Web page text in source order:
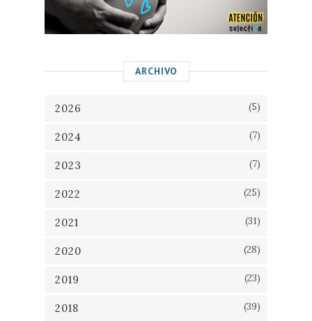
ARCHIVO
2026 (5)
2024 (7)
2023 (7)
2022 (25)
2021 (31)
2020 (28)
2019 (23)
2018 (39)